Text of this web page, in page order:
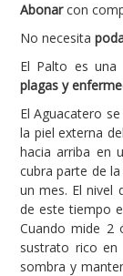
Abonarcon
No necesita
El Palto es una
plagas y
El Aguacatero se
la piel externa
hacia arriba en
cubra parte de
un mes. El nivel
de este tiempo
Cuando mide 2
sustrato rico en
sombra y